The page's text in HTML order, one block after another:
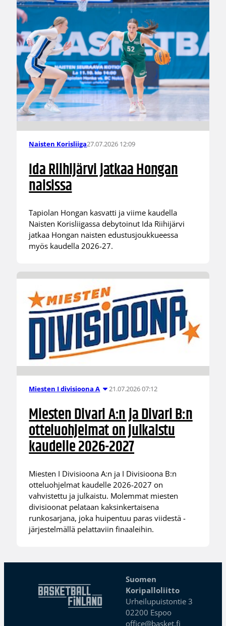
Naisten Korisliiga27.07.2026 12:09
Ida Riihijärvi jatkaa Hongan
naisissa
Tapiolan Hongan kasvatti ja viime kaudella
Naisten Korisliigassa debytoinut Ida Riihijärvi
jatkaa Hongan naisten edustusjoukkueessa
myös kaudella 2026-27.
Miesten I divisioona A 21.07.2026 07:12
Miesten Divari A:n ja Divari B:n
otteluohjelmat on julkaistu
kaudelle 2026-2027
Miesten I Divisioona A:n ja I Divisioona B:n
otteluohjelmat kaudelle 2026-2027 on
vahvistettu ja julkaistu. Molemmat miesten
divisioonat pelataan kaksinkertaisena
runkosarjana, joka huipentuu paras viidestä -
järjestelmällä pelattaviin finaaleihin.
Suomen
Koripalloliitto
Urheilupuistontie 3
02200 Espoo
office@basket.fi